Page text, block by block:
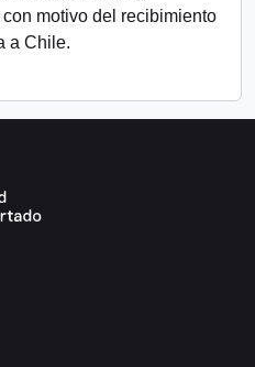
motivo del recibimiento
a Chile.